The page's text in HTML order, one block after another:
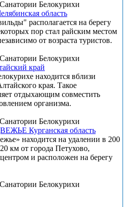
область
располагается на берегу
пор стал райским местом
от возраста туристов.
край
находится вблизи
края. Такое
отдыхающим совместить
организма.
Курганская область
находится на удалении в 200
км от города Петухово,
и расположен на берегу